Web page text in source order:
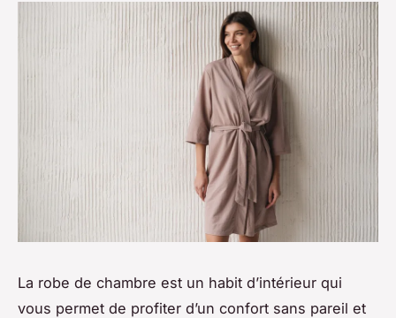
La robe de chambre est un habit d’intérieur qui
vous permet de profiter d’un confort sans pareil et